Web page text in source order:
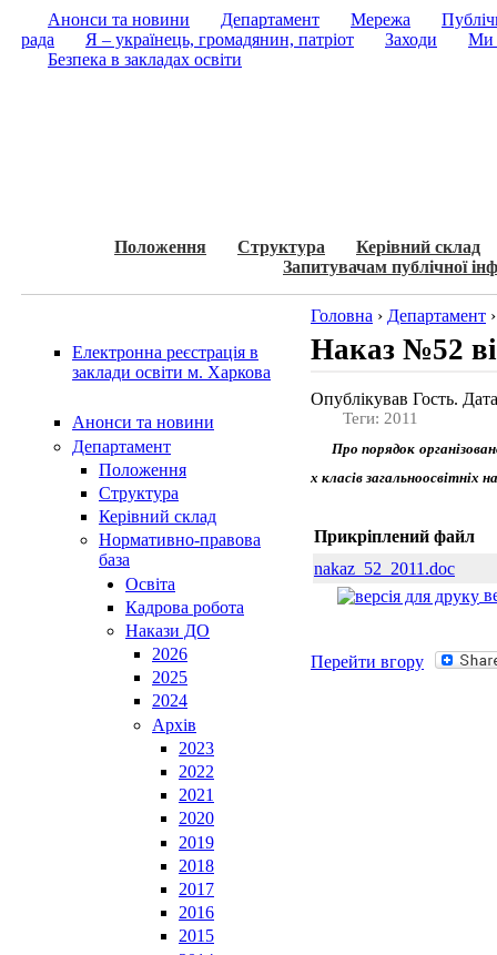
Анонси та новини Департамент Мережа
рада
Я – українець, громадянин, патріот Заходи
Ми
Безпека в закладах освіти
Положення Структура
Керівний склад
Запитувачам публічної
Електронна реєстрація в
заклади освіти м. Харкова
Анонси та новини
Департамент
Положення
Структура
Керівний склад
Нормативно-правова
база
Освiта
Кадрова робота
Накази ДО
2026
2025
2024
Архів
2023
2022
2021
2020
2019
2018
2017
2016
2015
Головна › Департамент
Наказ №52
Опублікував Гость.
Теги: 2011
Про порядок
х класів загальноосвітніх
Прикріплений файл
nakaz_52_2011.doc
Перейти вгору